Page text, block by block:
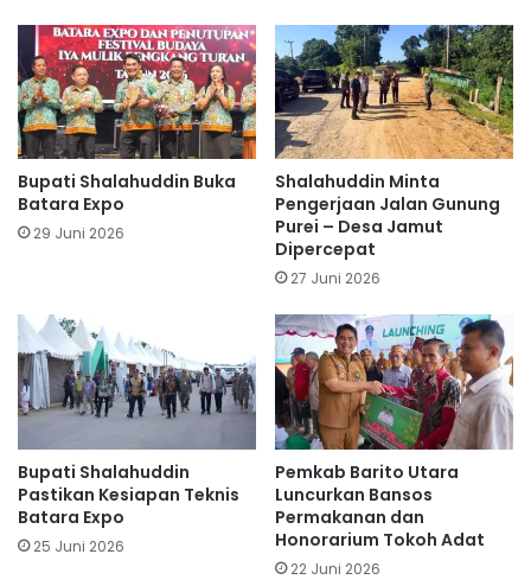
Bupati Shalahuddin Buka
Batara Expo
29 Juni 2026
Shalahuddin Minta
Pengerjaan Jalan Gunung
Purei – Desa Jamut
Dipercepat
27 Juni 2026
Bupati Shalahuddin
Pastikan Kesiapan Teknis
Batara Expo
25 Juni 2026
Pemkab Barito Utara
Luncurkan Bansos
Permakanan dan
Honorarium Tokoh Adat
22 Juni 2026